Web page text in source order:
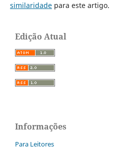
similaridadepara este artigo.
Edição Atual
Informações
Para Leitores